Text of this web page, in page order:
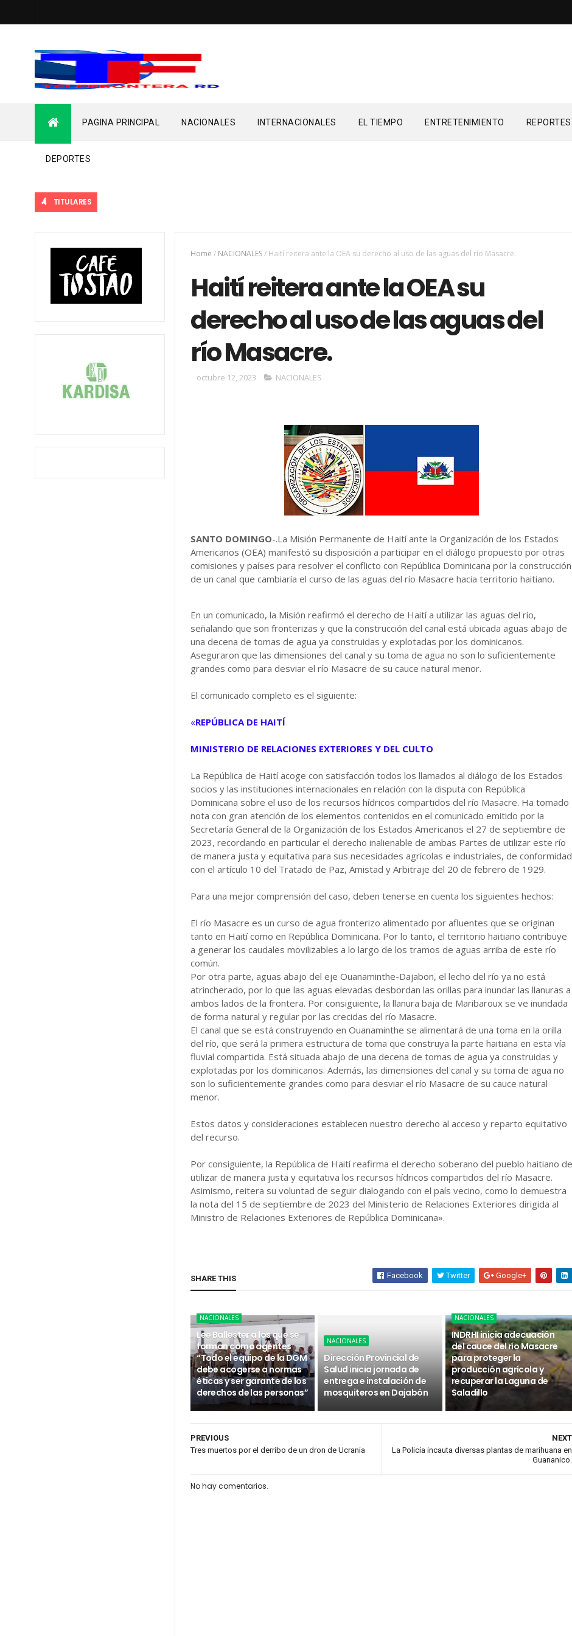
PAGINA PRINCIPAL NACIONALES INTERNACIONALES EL TIEMPO ENTRETENIMIENTO
DEPORTES
TITULARES
Home / NACIONALES/ Haití reitera ante la OEA su derecho al uso de las aguas del río Masacre.
Haití reitera ante la OEA su
derecho al uso de las aguas del
río Masacre.
octubre 12, 2023 NACIONALES
SANTO DOMINGO-.La Misión Permanente de Haití ante la Organización de los Estados
Americanos (OEA) manifestó su disposición a participar en el diálogo propuesto por otras
comisiones y países para resolver el conflicto con República Dominicana por la construcción
de un canal que cambiaría el curso de las aguas del río Masacre hacia territorio haitiano.
En un comunicado, la Misión reafirmó el derecho de Haití a utilizar las aguas del río,
señalando que son fronterizas y que la construcción del canal está ubicada aguas abajo de
una decena de tomas de agua ya construidas y explotadas por los dominicanos.
Aseguraron que las dimensiones del canal y su toma de agua no son lo suficientemente
grandes como para desviar el río Masacre de su cauce natural menor.
El comunicado completo es el siguiente:
«REPÚBLICA DE HAITÍ
MINISTERIO DE RELACIONES EXTERIORES Y DEL CULTO
La República de Haití acoge con satisfacción todos los llamados al diálogo de los Estados
socios y las instituciones internacionales en relación con la disputa con República
Dominicana sobre el uso de los recursos hídricos compartidos del río Masacre. Ha tomado
nota con gran atención de los elementos contenidos en el comunicado emitido por la
Secretaría General de la Organización de los Estados Americanos el 27 de septiembre de
2023, recordando en particular el derecho inalienable de ambas Partes de utilizar este río
de manera justa y equitativa para sus necesidades agrícolas e industriales, de conformidad
con el artículo 10 del Tratado de Paz, Amistad y Arbitraje del 20 de febrero de 1929.
Para una mejor comprensión del caso, deben tenerse en cuenta los siguientes hechos:
El río Masacre es un curso de agua fronterizo alimentado por afluentes que se originan
tanto en Haití como en República Dominicana. Por lo tanto, el territorio haitiano contribuye
a generar los caudales movilizables a lo largo de los tramos de aguas arriba de este río
común.
Por otra parte, aguas abajo del eje Ouanaminthe-Dajabon, el lecho del río ya no está
atrincherado, por lo que las aguas elevadas desbordan las orillas para inundar las llanuras a
ambos lados de la frontera. Por consiguiente, la llanura baja de Maribaroux se ve inundada
de forma natural y regular por las crecidas del río Masacre.
El canal que se está construyendo en Ouanaminthe se alimentará de una toma en la orilla
del río, que será la primera estructura de toma que construya la parte haitiana en esta vía
fluvial compartida. Está situada abajo de una decena de tomas de agua ya construidas y
explotadas por los dominicanos. Además, las dimensiones del canal y su toma de agua no
son lo suficientemente grandes como para desviar el río Masacre de su cauce natural
menor.
Estos datos y consideraciones establecen nuestro derecho al acceso y reparto equitativo
del recurso.
Por consiguiente, la República de Haití reafirma el derecho soberano del pueblo haitiano de
utilizar de manera justa y equitativa los recursos hídricos compartidos del río Masacre.
Asimismo, reitera su voluntad de seguir dialogando con el país vecino, como lo demuestra
la nota del 15 de septiembre de 2023 del Ministerio de Relaciones Exteriores dirigida al
Ministro de Relaciones Exteriores de República Dominicana».
SHARE THIS Facebook Twitter Google+
NACIONALES
Lee Ballester a los que se
forman como agentes
“Todo el equipo de la DGM
debe acogerse a normas
éticas y ser garante de los
derechos de las personas”
NACIONALES
Dirección Provincial de
Salud inicia jornada de
entrega e instalación de
mosquiteros en Dajabón
NACIONALES
INDRHI inicia adecuación
del cauce del río Masacre
para proteger la
producción agrícola y
recuperar la Laguna de
Saladillo
NEXT
La Policía incauta diversas plantas de marihuana en
Guananico.
PREVIOUS
Tres muertos por el derribo de un dron de Ucrania
No hay comentarios.